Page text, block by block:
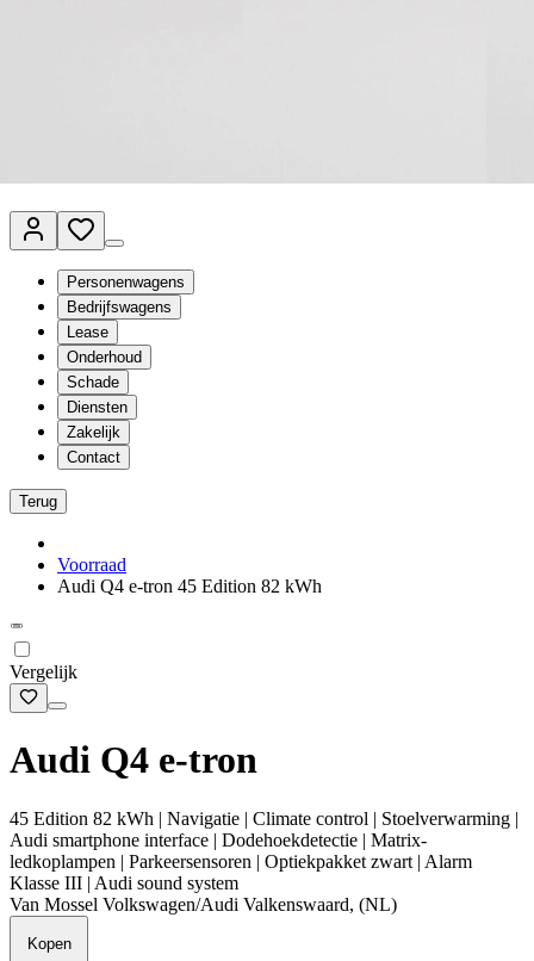
Personenwagens
Bedrijfswagens
Lease
Onderhoud
Schade
Diensten
Zakelijk
Contact
Terug
Voorraad
Audi Q4 e-tron 45 Edition 82 kWh
Vergelijk
Audi Q4 e-tron
45 Edition 82 kWh | Navigatie | Climate control | Stoelverwarming |
Audi smartphone interface | Dodehoekdetectie | Matrix-
ledkoplampen | Parkeersensoren | Optiekpakket zwart | Alarm
Klasse III | Audi sound system
Van Mossel Volkswagen/Audi Valkenswaard, (NL)
Kopen